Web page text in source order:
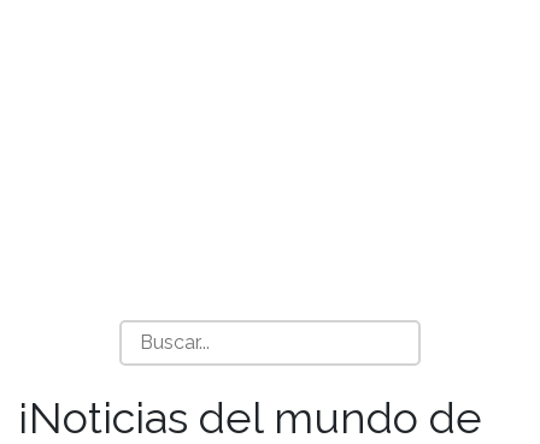
¡Noticias del mundo de